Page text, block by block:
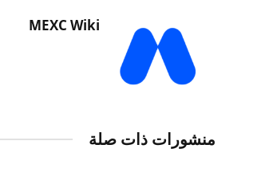
MEXC Wiki
منشورات ذات صلة